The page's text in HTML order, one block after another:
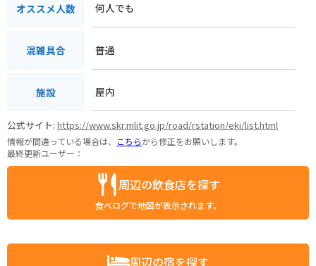
オススメ人数 何人でも
混雑具合 普通
施設 屋内
公式サイト:https://www.skr.mlit.go.jp/road/rstation/eki/list.html
情報が間違っている場合は、 こちらから修正をお願いします。
最終更新ユーザー：
周辺の飲食店を探す
食べログで地図が表示されます。
周辺の宿を探す